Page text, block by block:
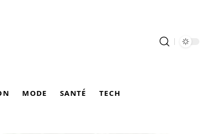
MODE SANTÉ TECH